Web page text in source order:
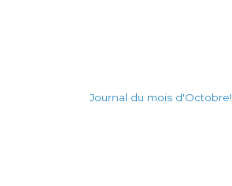
Journal du mois d'Octobre!